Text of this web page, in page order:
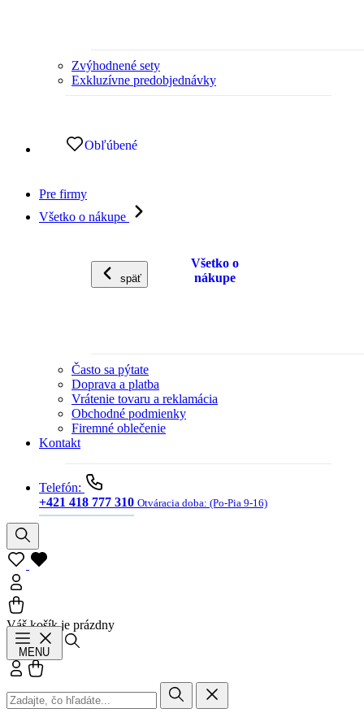
Zvýhodnené sety
Exkluzívne predobjednávky
Obľúbené
Pre firmy
Všetko o nákupe
späť
Všetko o
nákupe
Často sa pýtate
Doprava a platba
Vrátenie tovaru a reklamácia
Obchodné podmienky
Firemné oblečenie
Kontakt
Telefón:
+421 418 777 310 Otváracia doba: (Po-Pia 9-16)
Váš košík je prázdny
MENU
Prihlásiť sa